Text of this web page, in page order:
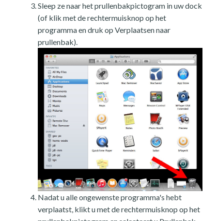
Sleep ze naar het prullenbakpictogram in uw dock
(of klik met de rechtermuisknop op het
programma en druk op Verplaatsen naar
prullenbak).
Nadat u alle ongewenste programma's hebt
verplaatst, klikt u met de rechtermuisknop op het